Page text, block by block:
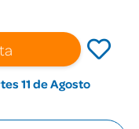
11 de Agosto